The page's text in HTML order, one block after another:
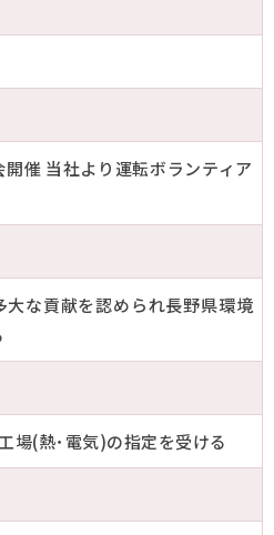
催 当社より運転ボランティア
な貢献を認められ長野県環境
場(熱･電気)の指定を受ける